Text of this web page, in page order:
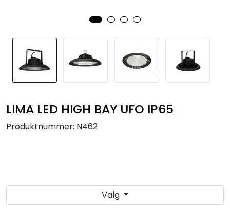
LIMA LED HIGH BAY UFO IP65
Produktnummer: N462
Valg
Lyskilder
Arbeidslampe
Sluttsalg